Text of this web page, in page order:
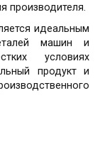
производителя.
идеальным
машин и
условиях
продукт и